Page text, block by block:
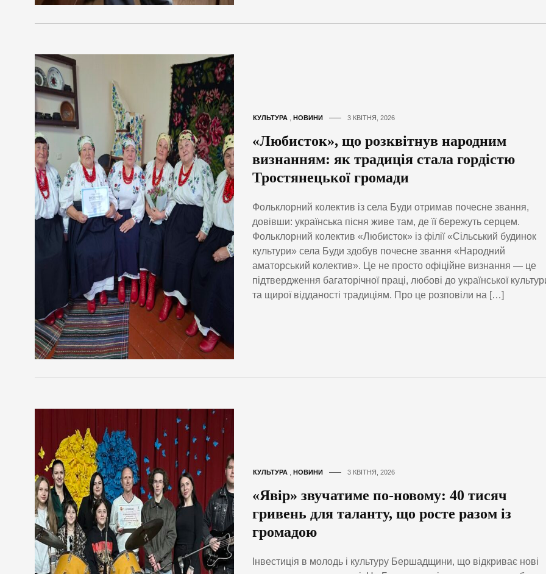
КУЛЬТУРА , НОВИНИ 3 КВІТНЯ, 2026
«Любисток», що розквітнув народним
визнанням: як традиція стала гордістю
Тростянецької громади
Фольклорний колектив із села Буди отримав почесне звання,
довівши: українська пісня живе там, де її бережуть серцем.
Фольклорний колектив «Любисток» із філії «Сільський будинок
культури» села Буди здобув почесне звання «Народний
аматорський колектив». Це не просто офіційне визнання — це
підтвердження багаторічної праці, любові до української
та щирої відданості традиціям. Про це розповіли на […]
КУЛЬТУРА , НОВИНИ 3 КВІТНЯ, 2026
«Явір» звучатиме по-новому: 40 тисяч
гривень для таланту, що росте разом із
громадою
Інвестиція в молодь і культуру Бершадщини, що відкриває нові